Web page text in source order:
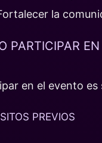
la
PARTICIPAR
en el evento
PREVIOS